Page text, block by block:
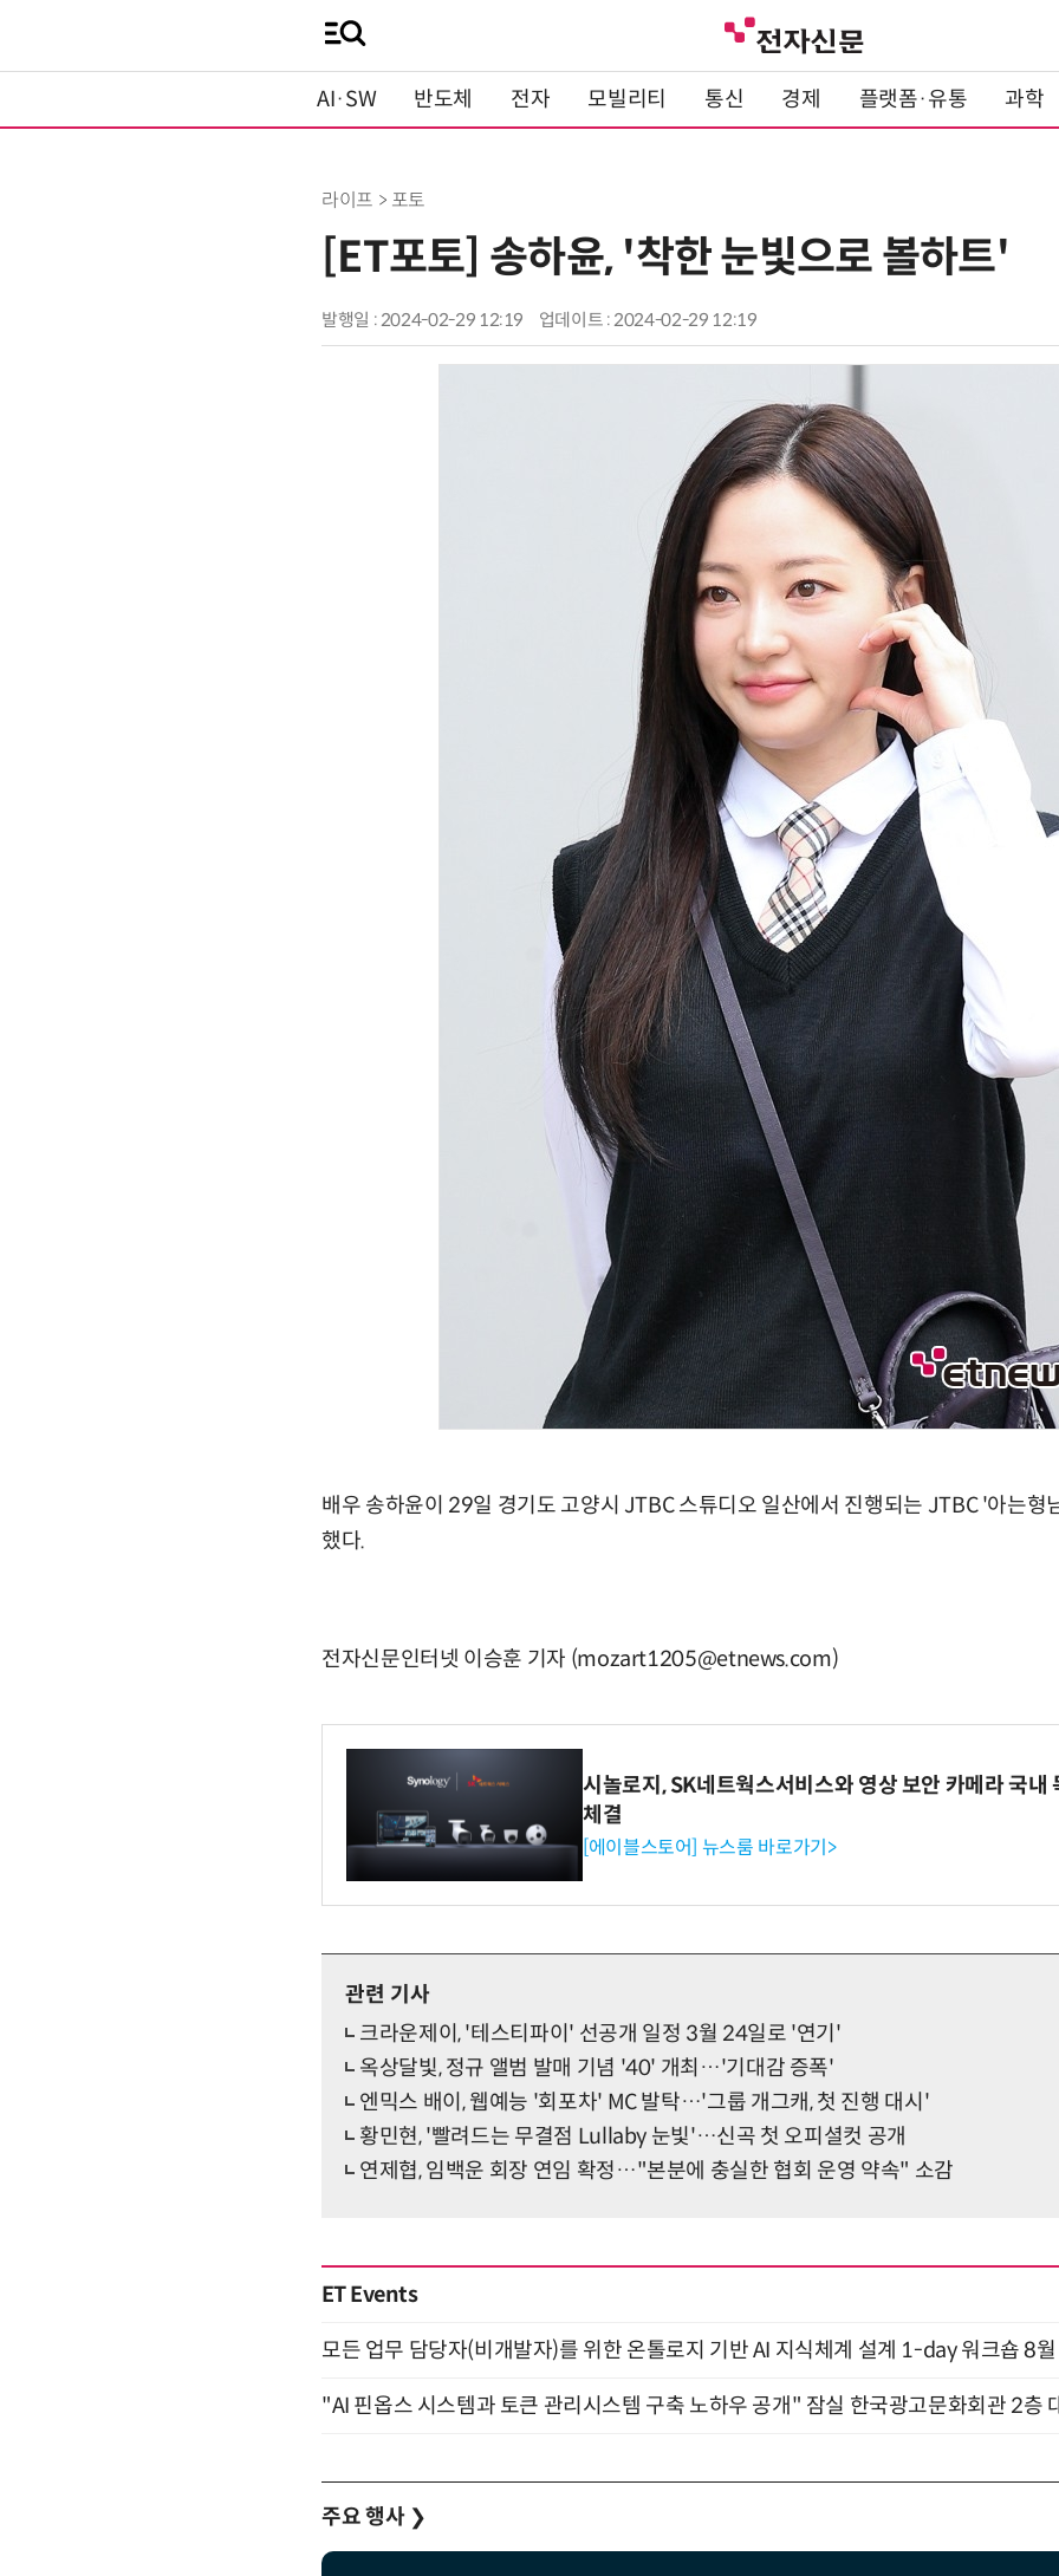
AI·SW 반도체 전자 모빌리티 통신 경제 플랫폼·유통 과학
라이프 > 포토
[ET포토] 송하윤, '착한 눈빛으로 볼하트'
발행일 : 2024-02-29 12:19 업데이트 : 2024-02-29 12:19
배우 송하윤이 29일 경기도 고양시 JTBC 스튜디오 일산에서 진행되는 JTBC '아는형
했다.
전자신문인터넷 이승훈 기자 (mozart1205@etnews.com)
시놀로지, SK네트웍스서비스와 영상 보안 카메라 국내
체결
[에이블스토어] 뉴스룸 바로가기>
관련 기사
크라운제이, '테스티파이' 선공개 일정 3월 24일로 '연기'
옥상달빛, 정규 앨범 발매 기념 '40' 개최…'기대감 증폭'
엔믹스 배이, 웹예능 '회포차' MC 발탁…'그룹 개그캐, 첫 진행 대시'
황민현, '빨려드는 무결점 Lullaby 눈빛'…신곡 첫 오피셜컷 공개
연제협, 임백운 회장 연임 확정…"본분에 충실한 협회 운영 약속" 소감
ET Events
모든 업무 담당자(비개발자)를 위한 온톨로지 기반 AI 지식체계 설계 1-day 워크숍 8월
"AI 핀옵스 시스템과 토큰 관리시스템 구축 노하우 공개" 잠실 한국광고문화회관 2층
주요 행사 ❯